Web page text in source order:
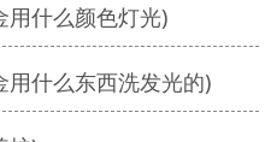
用什么颜色灯光)
什么东西洗发光的)